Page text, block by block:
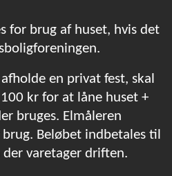
for brug af huset, hvis det
en privat fest, skal
kr for at låne huset +
bruges. Elmåleren
Beløbet indbetales til
varetager driften.